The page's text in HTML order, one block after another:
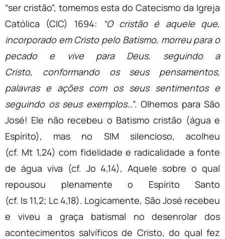
“ser cristão”, tomemos esta do Catecismo da Igreja
Católica (CIC) 1694:
“O cristão é aquele que,
incorporado em Cristo pelo Batismo, morreu para o
pecado e vive para Deus, seguindo a
Cristo, conformando os seus pensamentos,
palavras e ações com os seus sentimentos e
seguindo os seus exemplos…”. Olhemos para São
José! Ele não recebeu o Batismo cristão (água e
Espírito), mas no SIM silencioso, acolheu
(cf. Mt 1,24) com fidelidade e radicalidade a fonte
de água viva (cf. Jo 4,14), Aquele sobre o qual
repousou plenamente o Espírito Santo
(cf. Is 11,2; Lc 4,18). Logicamente, São José recebeu
e viveu a graça batismal no desenrolar dos
acontecimentos salvíficos de Cristo, do qual fez